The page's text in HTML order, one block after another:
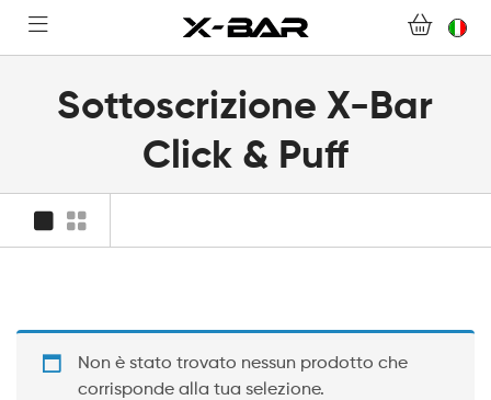
BENVENUTI SU X-BAR.CO
NEGOZIO
DOMANDE FREQUENTI
Sottoscrizione X-Bar
Click & Puff
Non è stato trovato nessun prodotto che
corrisponde alla tua selezione.